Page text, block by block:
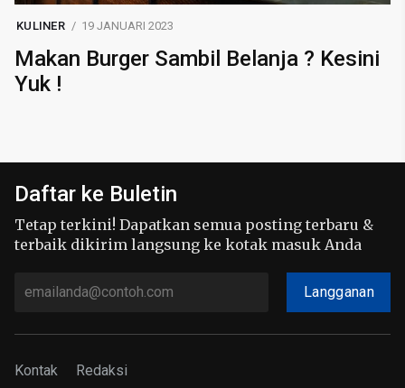
KULINER 19 JANUARI 2023
Makan Burger Sambil Belanja ? Kesini
Yuk !
Daftar ke Buletin
Tetap terkini! Dapatkan semua posting terbaru &
terbaik dikirim langsung ke kotak masuk Anda
Langganan
Kontak Redaksi